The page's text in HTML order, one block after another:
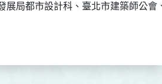
市發展局都市設計科、臺北市建築師公